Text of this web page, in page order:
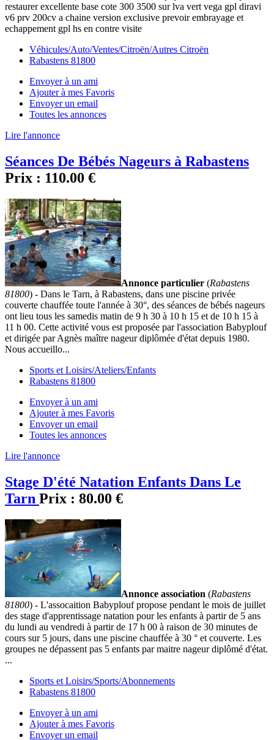
restaurer excellente base cote 300 3500 sur lva vert vega gpl diravi
v6 prv 200cv a chaine version exclusive prevoir embrayage et
echappement gpl hs en contre visite
Véhicules/Auto/Ventes/Citroën/Autres Citroën
Rabastens 81800
Envoyer à un ami
Ajouter à mes Favoris
Envoyer un email
Toutes les annonces
Lire l'annonce
Séances De Bébés Nageurs à Rabastens
Prix : 110.00 €
Annonce particulier (Rabastens
81800) - Dans le Tarn, à Rabastens, dans une piscine privée
couverte chauffée toute l'année à 30°, des séances de bébés nageurs
ont lieu tous les samedis matin de 9 h 30 à 10 h 15 et de 10 h 15 à
11 h 00. Cette activité vous est proposée par l'association Babyplouf
et dirigée par Agnès maître nageur diplômée d'état depuis 1980.
Nous accueillo...
Sports et Loisirs/Ateliers/Enfants
Rabastens 81800
Envoyer à un ami
Ajouter à mes Favoris
Envoyer un email
Toutes les annonces
Lire l'annonce
Stage D'été Natation Enfants Dans Le
Tarn Prix : 80.00 €
Annonce association (Rabastens
81800) - L'assocaition Babyplouf propose pendant le mois de juillet
des stage d'apprentissage natation pour les enfants à partir de 5 ans
du lundi au vendredi à partir de 17 h 00 à raison de 30 minutes de
cours sur 5 jours, dans une piscine chauffée à 30 ° et couverte. Les
groupes ne dépassent pas 5 enfants par maitre nageur diplômé d'état.
...
Sports et Loisirs/Sports/Abonnements
Rabastens 81800
Envoyer à un ami
Ajouter à mes Favoris
Envoyer un email